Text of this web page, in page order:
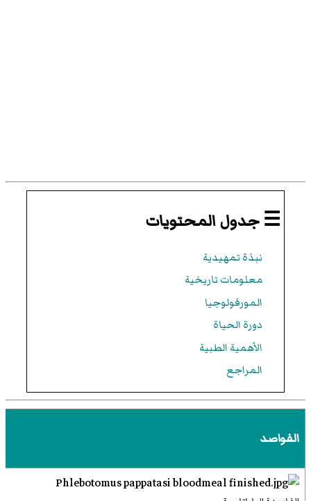
☰ جدول المحتويات
نبذة تمهيدية
معلومات تاريخية
المورفولوجيا
دورة الحياة
الأهمية الطبية
المراجع
الفواصد